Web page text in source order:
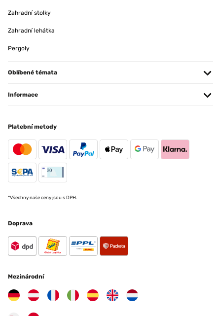
Zahradní stolky
Zahradní lehátka
Pergoly
Oblíbené témata
Informace
Platební metody
*Všechny naše ceny jsou s DPH.
Doprava
Mezinárodní